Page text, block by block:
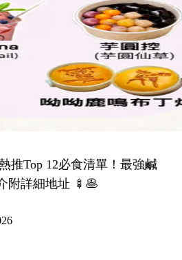
推Top 12必食清單！最強鹹
附詳細地址 🍢🥞